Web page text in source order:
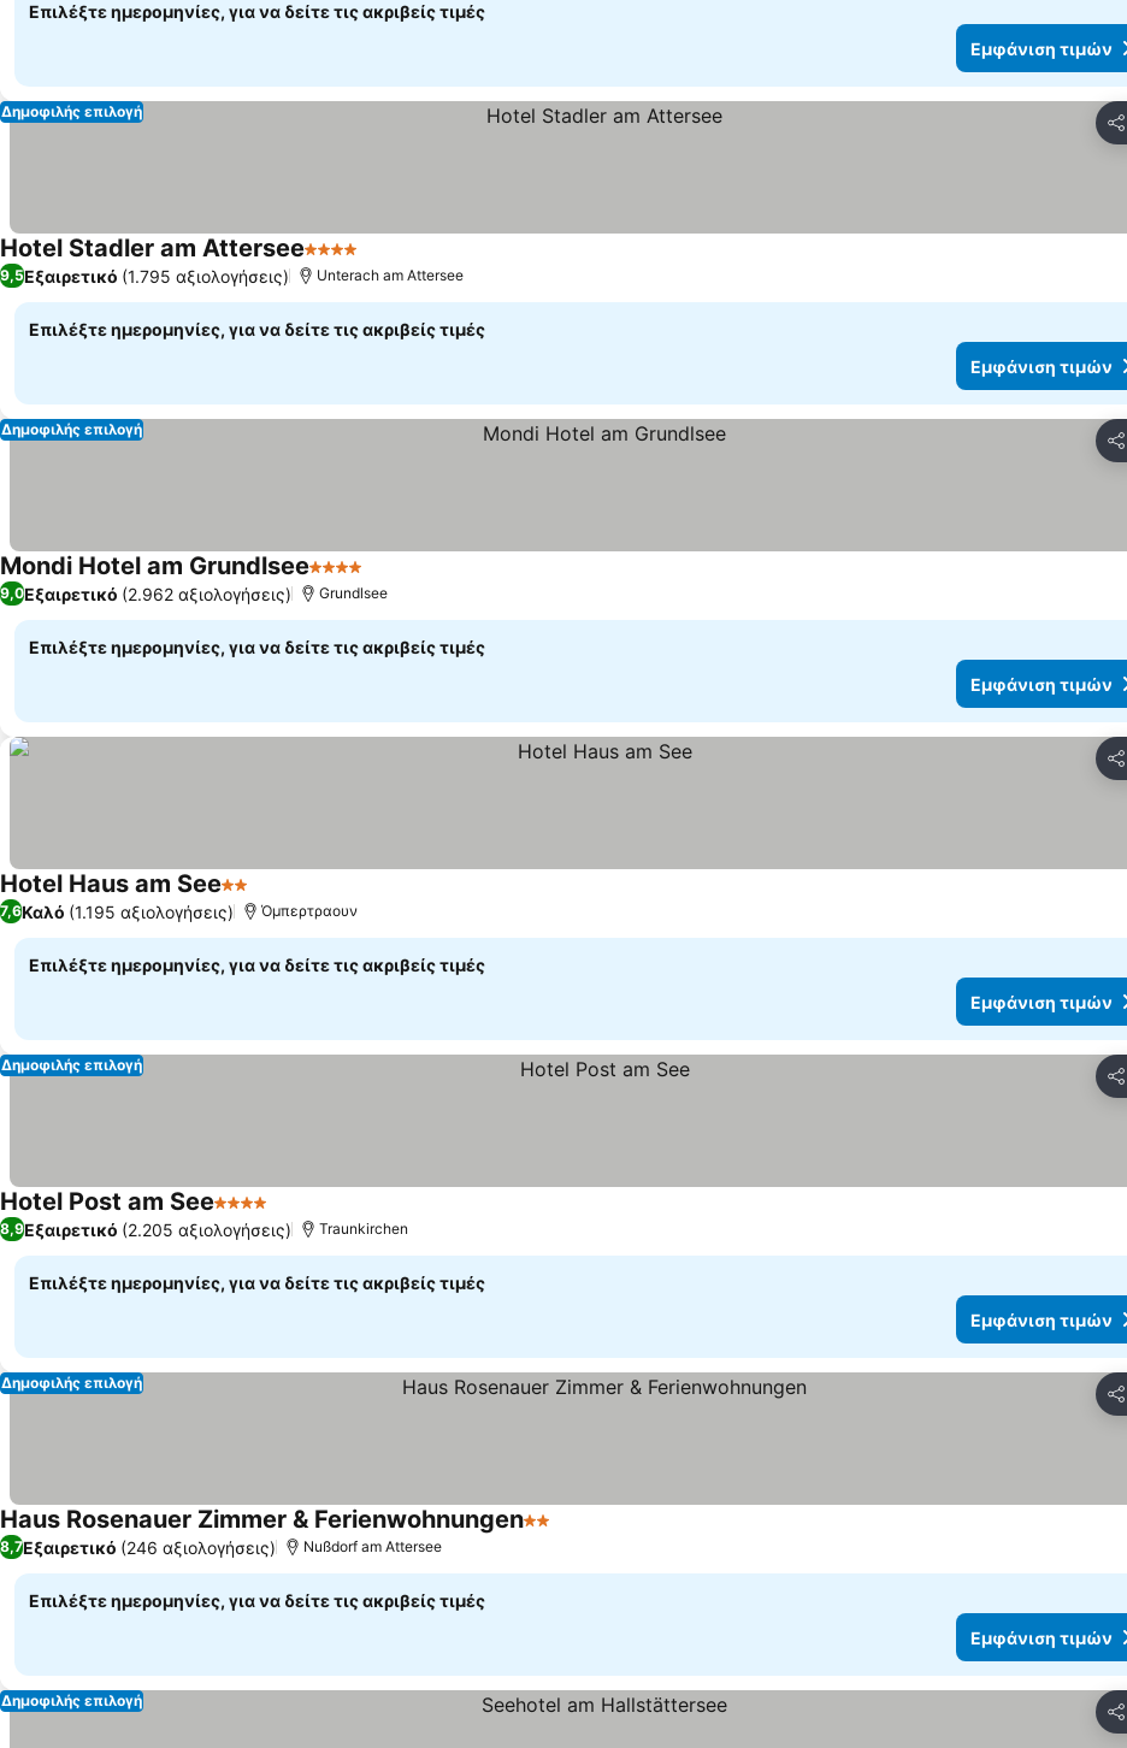
Επιλέξτε ημερομηνίες, για να δείτε τις ακριβείς τιμές
Εμφάνιση τιμών
Δημοφιλής επιλογή
Hotel Stadler am Attersee4 Αστέρια
9,5Εξαιρετικό (1.795 αξιολογήσεις) Unterach am Attersee
Επιλέξτε ημερομηνίες, για να δείτε τις ακριβείς τιμές
Εμφάνιση τιμών
Δημοφιλής επιλογή
Mondi Hotel am Grundlsee4 Αστέρια
9,0Εξαιρετικό (2.962 αξιολογήσεις) Grundlsee
Επιλέξτε ημερομηνίες, για να δείτε τις ακριβείς τιμές
Εμφάνιση τιμών
Hotel Haus am See2 Αστέρια
7,6Καλό (1.195 αξιολογήσεις) Όμπερτραουν
Επιλέξτε ημερομηνίες, για να δείτε τις ακριβείς τιμές
Εμφάνιση τιμών
Δημοφιλής επιλογή
Hotel Post am See4 Αστέρια
8,9Εξαιρετικό (2.205 αξιολογήσεις) Traunkirchen
Επιλέξτε ημερομηνίες, για να δείτε τις ακριβείς τιμές
Εμφάνιση τιμών
Δημοφιλής επιλογή
Haus Rosenauer Zimmer & Ferienwohnungen2 Αστέρια
8,7Εξαιρετικό (246 αξιολογήσεις) Nußdorf am Attersee
Επιλέξτε ημερομηνίες, για να δείτε τις ακριβείς τιμές
Εμφάνιση τιμών
Δημοφιλής επιλογή